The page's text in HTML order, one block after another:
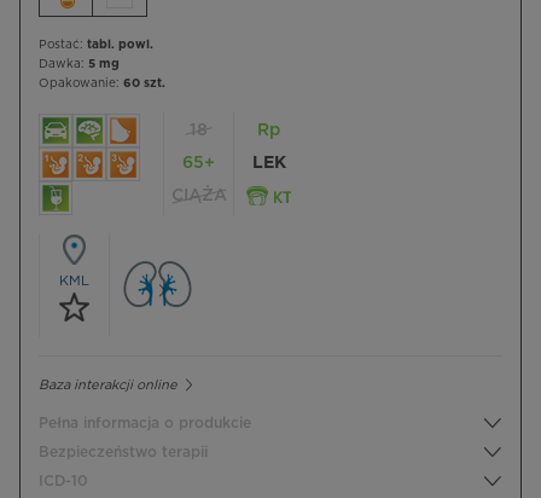
Postać: tabl. powl.
Dawka: 5 mg
Opakowanie: 60 szt.
18
65+
CIĄŻA
Rp
LEK
KML
Baza interakcji online
Pełna informacja o produkcie
Bezpieczeństwo terapii
ICD-10